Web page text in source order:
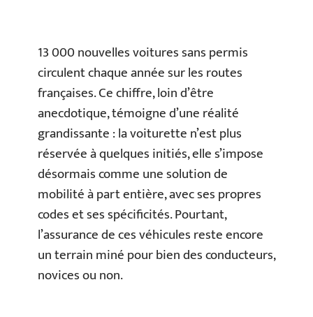
13 000 nouvelles voitures sans permis
circulent chaque année sur les routes
françaises. Ce chiffre, loin d’être
anecdotique, témoigne d’une réalité
grandissante : la voiturette n’est plus
réservée à quelques initiés, elle s’impose
désormais comme une solution de
mobilité à part entière, avec ses propres
codes et ses spécificités. Pourtant,
l’assurance de ces véhicules reste encore
un terrain miné pour bien des conducteurs,
novices ou non.